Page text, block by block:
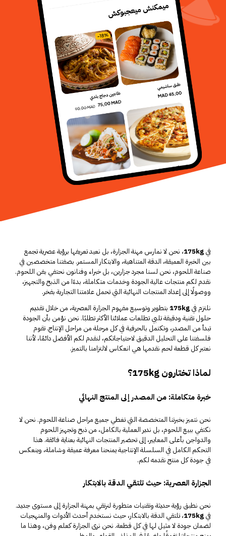
في175kg، نحن لا نمارس مهنة الجزارة، بل نعيد تعريفها برؤية عصرية تجمع
بين الخبرة العميقة، الدقة المتناهية، والابتكار المستمر. بصفتنا متخصصين في
صناعة اللحوم، نحن لسنا مجرد جزارين، بل خبراء وفنانون نحتفي بفن اللحوم.
نقدم لكم منتجات عالية الجودة وخدمات متكاملة، بدءًا من الذبح والتجهيز،
ووصولًا إلى إعداد المنتجات النهائية التي تحمل علامتنا التجارية بفخر.
نلتزم في175kgبتطوير وتوسيع مفهوم الجزارة العصرية، من خلال تقديم
حلول تقنية ودقيقة تلبي تطلعات عملائنا الأكثر تطلبًا. نحن نؤمن بأن الجودة
تبدأ من المصدر، وتكتمل بالحرفية في كل مرحلة من مراحل الإنتاج. تقوم
فلسفتنا على التحليل الدقيق لاحتياجاتكم، لنقدم لكم الأفضل دائمًا، لأننا
نعتبر كل قطعة لحم نقدمها هي انعكاس لالتزامنا بالتميز.
لماذا تختارون 175kg؟
خبرة متكاملة: من المصدر إلى المنتج النهائي
نحن نتميز بخبرتنا المتخصصة التي تغطي جميع مراحل صناعة اللحوم. نحن لا
نكتفي ببيع اللحوم، بل ندير العملية بالكامل، من ذبح وتجهيز اللحوم
والدواجن بأعلى المعايير، إلى تحضير المنتجات النهائية بعناية فائقة. هذا
التحكم الكامل في السلسلة الإنتاجية يمنحنا معرفة عميقة وشاملة، وينعكس
في جودة كل منتج نقدمه لكم.
الجزارة العصرية: حيث تلتقي الدقة بالابتكار
نحن نطبق رؤية حديثة وتقنيات متطورة لنرتقي بمهنة الجزارة إلى مستوى جديد.
في175kg، تلتقي الدقة بالابتكار، حيث نستخدم أحدث الأدوات والمنهجيات
لضمان جودة لا مثيل لها في كل قطعة. نحن نرى الجزارة كعلم وفن، وهذا ما